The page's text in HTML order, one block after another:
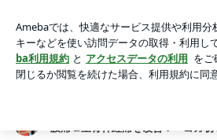
低空エアリアルヨガで肩こり腰痛＆
初心者＆体が硬い方でも無理なく出
アプリをダウンロードして ブログの更新通
ょう。
腰痛＆坐骨神経痛を改善！～ヨガ初